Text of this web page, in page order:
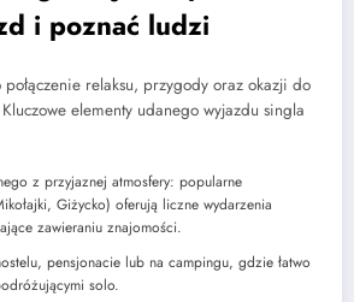
i poznać ludzi
połączenie relaksu, przygody oraz okazji do
elementy udanego wyjazdu singla
z przyjaznej atmosfery: popularne
Giżycko) oferują liczne wydarzenia
zawieraniu znajomości.
pensjonacie lub na campingu, gdzie łatwo
solo.